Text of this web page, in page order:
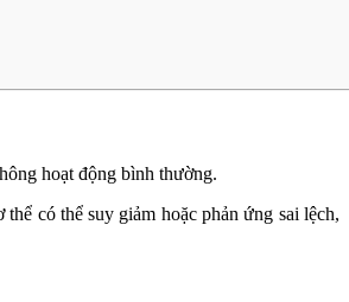
hoạt động bình thường.
có thể suy giảm hoặc phản ứng sai lệch,